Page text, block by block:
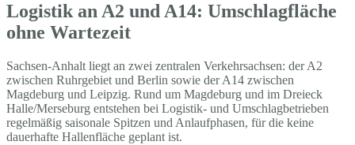
Logistik an A2 und A14: Umschlagfläche
ohne Wartezeit
Sachsen-Anhalt liegt an zwei zentralen Verkehrsachsen: der A2
zwischen Ruhrgebiet und Berlin sowie der A14 zwischen
Magdeburg und Leipzig. Rund um Magdeburg und im Dreieck
Halle/Merseburg entstehen bei Logistik- und Umschlagbetrieben
regelmäßig saisonale Spitzen und Anlaufphasen, für die keine
dauerhafte Hallenfläche geplant ist.